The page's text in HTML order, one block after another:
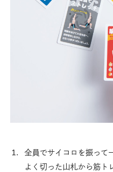
全員でサイコロを振って
よく切った山札から筋ト